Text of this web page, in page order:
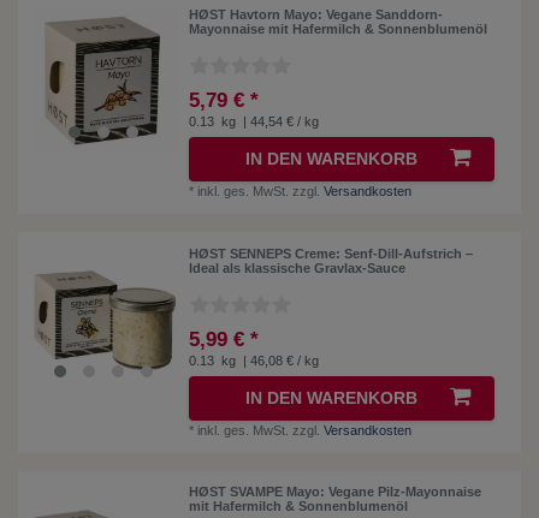
HØST Havtorn Mayo: Vegane Sanddorn-
Mayonnaise mit Hafermilch & Sonnenblumenöl
5,79 € *
0.13 kg | 44,54 € / kg
IN DEN WARENKORB
* inkl. ges. MwSt. zzgl.Versandkosten
HØST SENNEPS Creme: Senf-Dill-Aufstrich –
Ideal als klassische Gravlax-Sauce
5,99 € *
0.13 kg | 46,08 € / kg
IN DEN WARENKORB
* inkl. ges. MwSt. zzgl.Versandkosten
HØST SVAMPE Mayo: Vegane Pilz-Mayonnaise
mit Hafermilch & Sonnenblumenöl